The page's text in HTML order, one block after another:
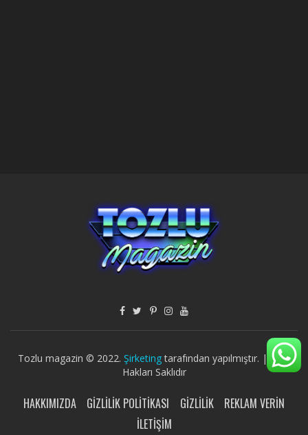
Tozlu magazin © 2022. Şirketingtarafından yapılmıştır. | Tüm
Hakları Saklıdır
HAKKIMIZDA GIZLILIK POLITIKASI GIZLILIK
REKLAM VERIN
İLETIŞIM